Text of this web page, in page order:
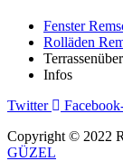
Fenster
Rolläden
Infos
Twitter
Copyright © 2022
GÜZEL